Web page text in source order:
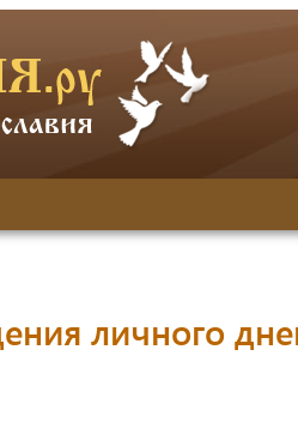
личного